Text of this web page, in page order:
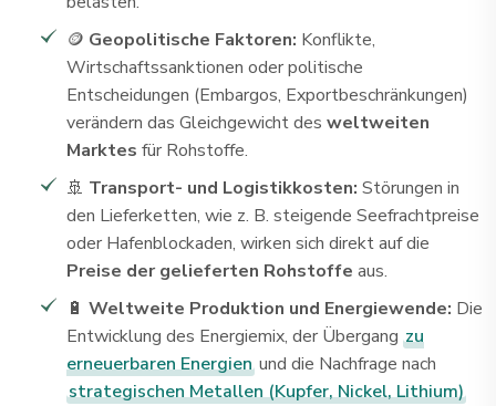
🪙 Geopolitische Faktoren: Konflikte,
Wirtschaftssanktionen oder politische
Entscheidungen (Embargos, Exportbeschränkungen)
verändern das Gleichgewicht des weltweiten
Marktes für Rohstoffe.
🚢 Transport- und Logistikkosten: Störungen in
den Lieferketten, wie z. B. steigende Seefrachtpreise
oder Hafenblockaden, wirken sich direkt auf die
Preise der gelieferten Rohstoffe aus.
🔋 Weltweite Produktion und Energiewende: Die
Entwicklung des Energiemix, der Übergang zu
erneuerbaren Energien und die Nachfrage nach
strategischen Metallen (Kupfer, Nickel, Lithium)